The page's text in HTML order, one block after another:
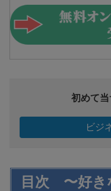
初めて
ビジ
目次 〜好き